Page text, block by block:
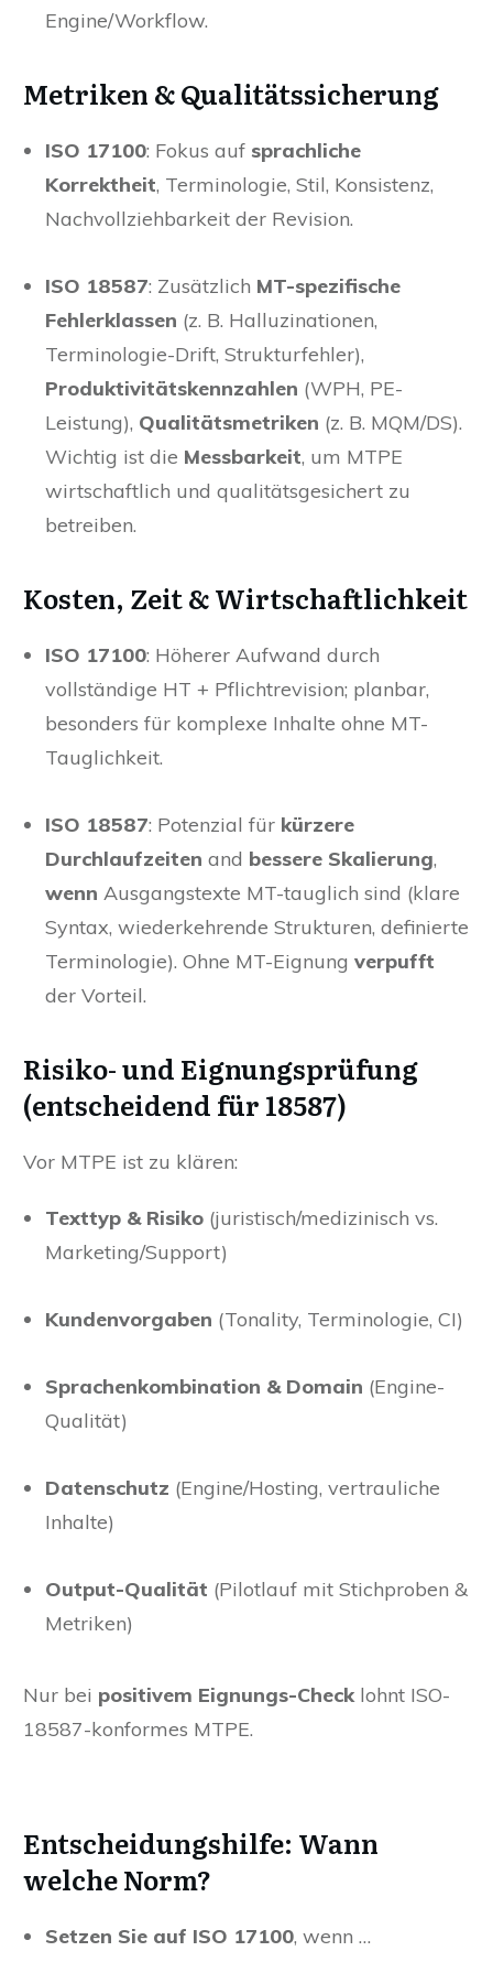
Engine/Workflow.
Metriken & Qualitätssicherung
ISO 17100: Fokus auf sprachliche
Korrektheit, Terminologie, Stil, Konsistenz,
Nachvollziehbarkeit der Revision.
ISO 18587: Zusätzlich MT-spezifische
Fehlerklassen (z. B. Halluzinationen,
Terminologie-Drift, Strukturfehler),
Produktivitätskennzahlen (WPH, PE-
Leistung), Qualitätsmetriken (z. B. MQM/DS).
Wichtig ist die Messbarkeit, um MTPE
wirtschaftlich und qualitätsgesichert zu
betreiben.
Kosten, Zeit & Wirtschaftlichkeit
ISO 17100: Höherer Aufwand durch
vollständige HT + Pflichtrevision; planbar,
besonders für komplexe Inhalte ohne MT-
Tauglichkeit.
ISO 18587: Potenzial für kürzere
Durchlaufzeiten and bessere Skalierung,
wenn Ausgangstexte MT-tauglich sind (klare
Syntax, wiederkehrende Strukturen, definierte
Terminologie). Ohne MT-Eignung verpufft
der Vorteil.
Risiko- und Eignungsprüfung
(entscheidend für 18587)
Vor MTPE ist zu klären:
Texttyp & Risiko (juristisch/medizinisch vs.
Marketing/Support)
Kundenvorgaben (Tonality, Terminologie, CI)
Sprachenkombination & Domain (Engine-
Qualität)
Datenschutz (Engine/Hosting, vertrauliche
Inhalte)
Output-Qualität (Pilotlauf mit Stichproben &
Metriken)
Nur bei positivem Eignungs-Checklohnt ISO-
18587-konformes MTPE.
Entscheidungshilfe: Wann
welche Norm?
Setzen Sie auf ISO 17100, wenn …